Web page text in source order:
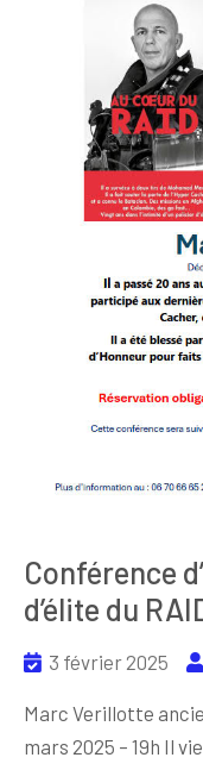
Conférence
d’élite du
3 février 2025
Marc Verillotte
mars 2025 – 19h Il